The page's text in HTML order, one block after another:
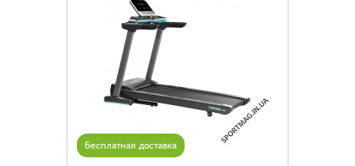
Бесплатная доставка